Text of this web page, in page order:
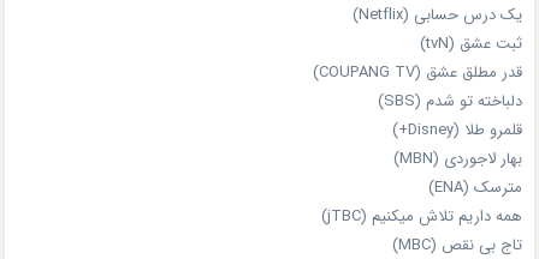
یک درس حسابی (Netflix)
ثبت عشق (tvN)
قدر مطلق عشق (COUPANG TV)
دلباخته تو شدم (SBS)
قلمرو طلا (Disney+)
بهار لاجوردی (MBN)
مترسک (ENA)
همه داریم تلاش میکنیم (jTBC)
تاج بی‌ نقص (MBC)